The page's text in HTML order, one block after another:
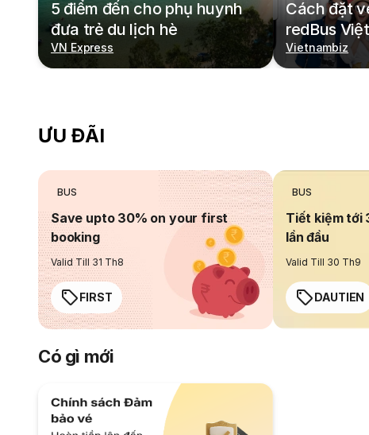
5 điểm đến cho phụ huynh
đưa trẻ du lịch hè
VN Express
Cách đặt
redBus
Vietnambiz
ƯU ĐÃI
BUS
Save upto 30% on your first
booking
Valid Till 31 Th8
FIRST
BUS
Tiết kiệm tới
lần đầu
Valid Till 30 Th9
DAUTIEN
Có gì mới